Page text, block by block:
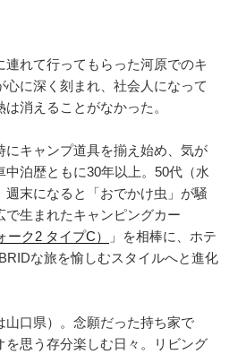
連れて行ってもらった河原でのキ
心に深く刻まれ、社会人になって
消えることがなかった。
にキャンプ道具を揃え始め、気が
泊歴ともに30年以上。50代（水
週末になると「おでかけ虫」が騒
で生まれたキャンピングカー
ーク2 タイプC）
」を相棒に、ホテ
な旅を愉しむスタイルへと進化
山口県）。念願だった持ち家で
を思う存分楽しむ日々。リビング